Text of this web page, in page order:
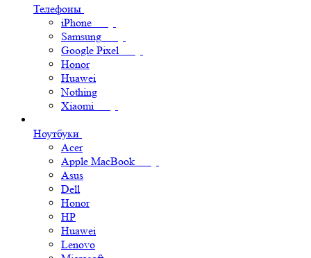
Телефоны
iPhone
Samsung
Google Pixel
Honor
Huawei
Nothing
Xiaomi
Ноутбуки
Acer
Apple MacBook
Asus
Dell
Honor
HP
Huawei
Lenovo